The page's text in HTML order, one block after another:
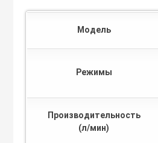
Модель
Режимы
Производительность
(л/мин)